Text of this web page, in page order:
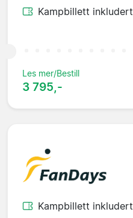
Kampbillett inkludert
Les mer/Bestill
3 795,-
Kampbillett inkludert